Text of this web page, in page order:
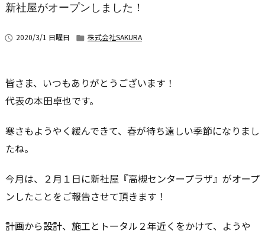
新社屋がオープンしました！
 2020/3/1 日曜日  株式会社SAKURA
皆さま、いつもありがとうございます！
代表の本田卓也です。
寒さもようやく緩んできて、春が待ち遠しい季節になりまし
たね。
今月は、２月１日に新社屋『高槻センタープラザ』がオープ
ンしたことをご報告させて頂きます！
計画から設計、施工とトータル２年近くをかけて、ようや